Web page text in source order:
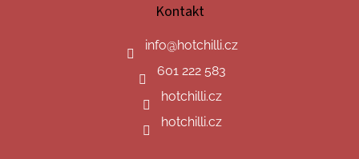
Kontakt
info@hotchilli.cz
601 222 583
hotchilli.cz
hotchilli.cz